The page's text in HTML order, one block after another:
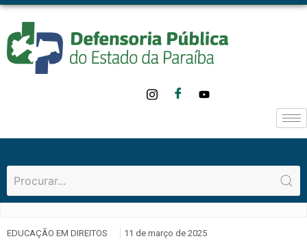
EDUCAÇÃO EM DIREITOS 11 de março de 2025